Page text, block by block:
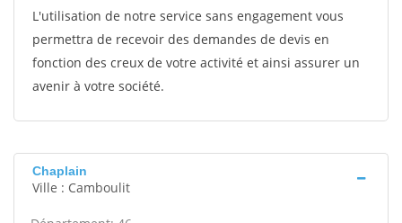
L'utilisation de notre service sans engagement vous
permettra de recevoir des demandes de devis en
fonction des creux de votre activité et ainsi assurer un
avenir à votre société.
Chaplain
Ville : Camboulit